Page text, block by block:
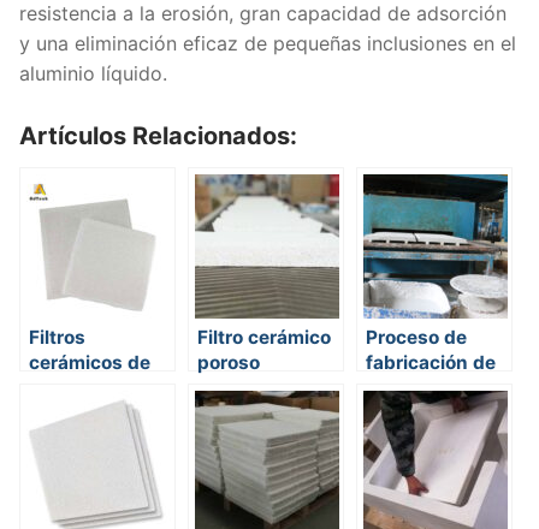
resistencia a la erosión, gran capacidad de adsorción
y una eliminación eficaz de pequeñas inclusiones en el
aluminio líquido.
Artículos Relacionados:
Filtros
cerámicos de
alúmina
Filtro cerámico
poroso
Proceso de
fabricación de
filtros
cerámicos de
espuma